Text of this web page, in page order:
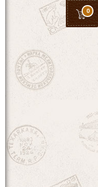
0